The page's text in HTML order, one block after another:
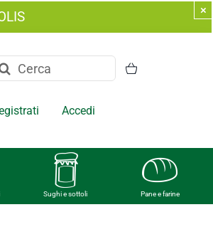
×
Accedi
Sughi e sottoli Pane e farine